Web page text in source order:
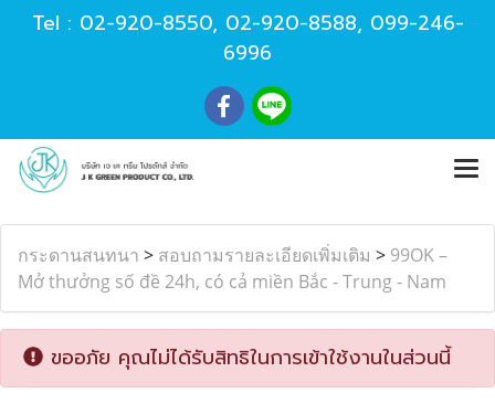
Tel : 02-920-8550, 02-920-8588, 099-246-
6996
กระดานสนทนา > สอบถามรายละเอียดเพิ่มเติม > 99OK –
Mở thưởng số đề 24h, có cả miền Bắc - Trung - Nam
ขออภัย คุณไม่ได้รับสิทธิในการเข้าใช้งานในส่วนนี้